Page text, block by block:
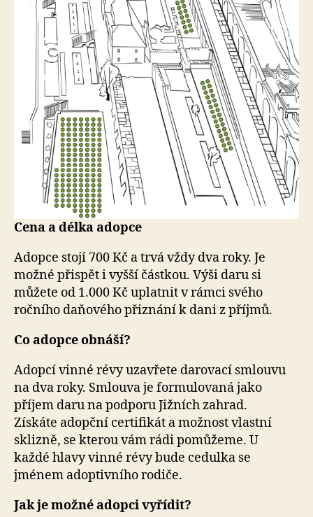
Cena a délka adopce
Adopce stojí 700 Kč a trvá vždy dva roky. Je
možné přispět i vyšší částkou. Výši daru si
můžete od 1.000 Kč uplatnit v rámci svého
ročního daňového přiznání k dani z příjmů.
Co adopce obnáší?
Adopcí vinné révy uzavřete darovací smlouvu
na dva roky. Smlouva je formulovaná jako
příjem daru na podporu Jižních zahrad.
Získáte adopční certifikát a možnost vlastní
sklizně, se kterou vám rádi pomůžeme. U
každé hlavy vinné révy bude cedulka se
jménem adoptivního rodiče.
Jak je možné adopci vyřídit?